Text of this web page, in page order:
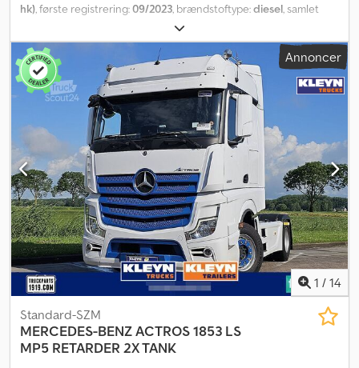
hk), første registrering:09/2023, brændstoftype:diesel, samlet
, akslekonfiguration:
08/2027, bremser:retarder, farve:hvid, geartype:automatisk,
emissionsklasse:
, Produktionsår:2023, Udstyr:
ABS,
elektronisk stabilitetsprogram (ESP), klimaanlæg,
navigationssystem, parkeringsvarmer, Udstyr: Navigationssystem
* Parkeringsvarmer * Komplet kabine Hastighedsregulering:
Adaptiv fartpilot Dodpfx Ajzr Av Aobnokr Klimaanlæg: Klimaanlæg
med automatisk temperaturstyring * Standklimaanlæg
Hydrauliksystem: 2-kredsløbs system * Hydraulik til kipfunktion *
Hydraulik til skubbebund Sikkerhed: ABS * EBS * ESP *
Oliebremse Ekstraudstyr: Mulighed for udlejning
Annoncer
1 / 14
Standard-SZM
MERCEDES-BENZACTROS 1853 LS
MP5 RETARDER 2X TANK